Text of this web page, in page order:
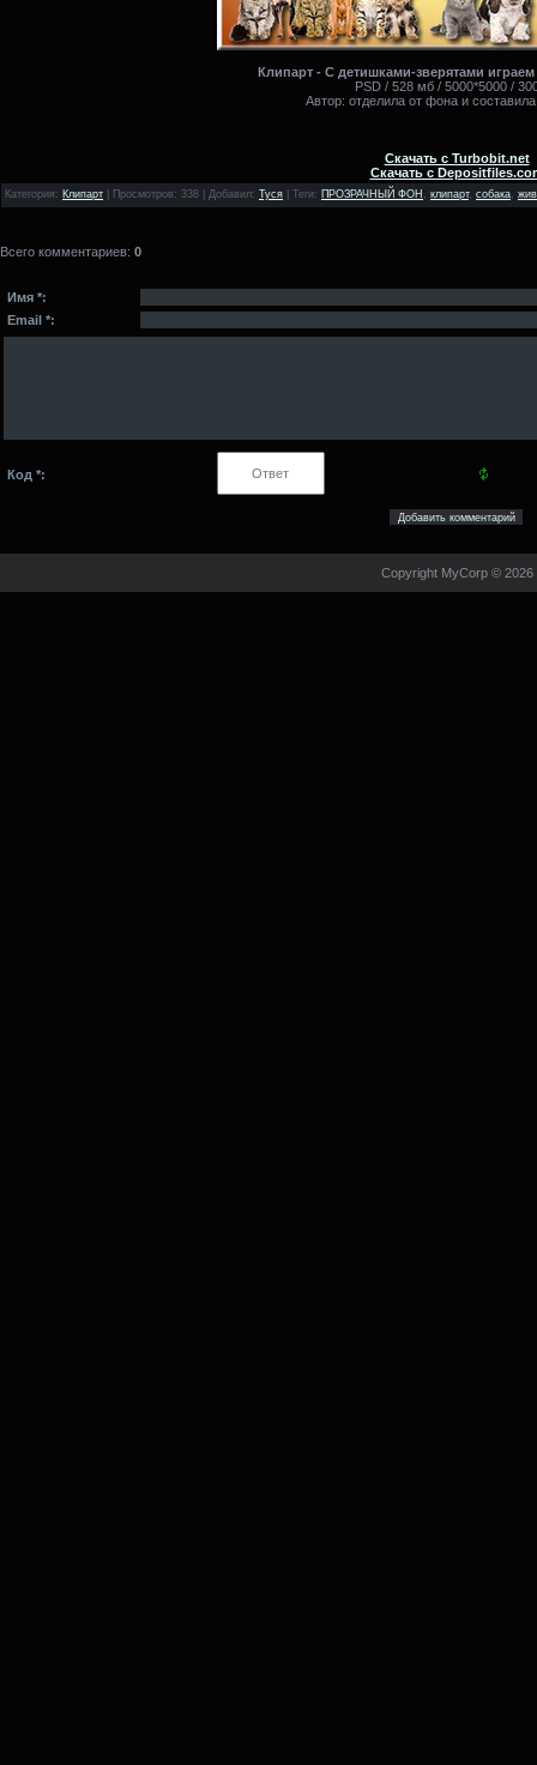
Клипарт - С детишками-зверятами играем
PSD / 528 мб / 5000*5000 /
Автор: отделила от фона и
Скачать с Turbobit.net
Скачать с
Категория : Клипарт Просмотров: 338 | Добавил: Туся Теги: ПРОЗРАЧНЫЙ ФОН , клипарт, собака,
Всего комментариев: 0
Имя *:
Email *:
Код *:
Copyright MyCorp © 2026